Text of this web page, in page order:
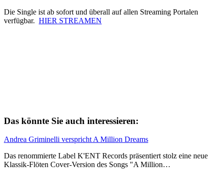
Die Single ist ab sofort und überall auf allen Streaming Portalen
verfügbar. HIER STREAMEN
Das könnte Sie auch interessieren:
Andrea Griminelli verspricht A Million Dreams
Das renommierte Label K'ENT Records präsentiert stolz eine neue
Klassik-Flöten Cover-Version des Songs "A Million…